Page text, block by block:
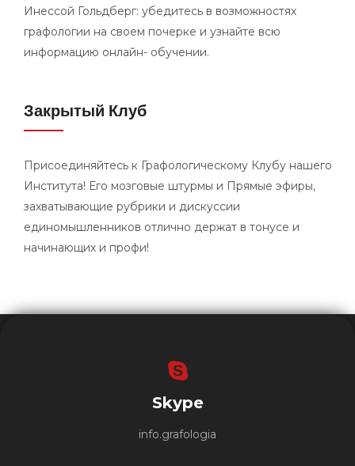
Инессой Гольдберг: убедитесь в возможностях
графологии на своем почерке и узнайте всю
информацию онлайн- обучении.
Закрытый Клуб
Присоединяйтесь к Графологическому Клубу нашего
Института! Его мозговые штурмы и Прямые эфиры,
захватывающие рубрики и дискуссии
единомышленников отлично держат в тонусе и
начинающих и профи!
Skype
info.grafologia